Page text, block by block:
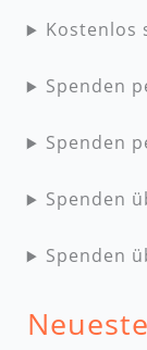
Kostenlos
Spenden
Spenden
Spenden
Spenden